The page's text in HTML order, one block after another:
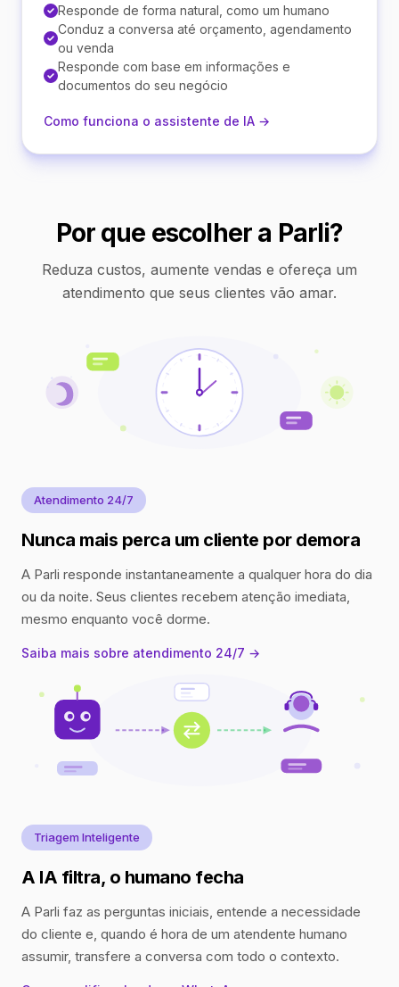
Responde de forma natural, como um humano
Conduz a conversa até orçamento, agendamento
ou venda
Responde com base em informações e
documentos do seu negócio
Como funciona o assistente de IA →
Por que escolher a Parli?
Reduza custos, aumente vendas e ofereça um
atendimento que seus clientes vão amar.
Atendimento 24/7
Nunca mais perca um cliente por demora
A Parli responde instantaneamente a qualquer hora do dia
ou da noite. Seus clientes recebem atenção imediata,
mesmo enquanto você dorme.
Saiba mais sobre atendimento 24/7 →
Triagem Inteligente
A IA filtra, o humano fecha
A Parli faz as perguntas iniciais, entende a necessidade
do cliente e, quando é hora de um atendente humano
assumir, transfere a conversa com todo o contexto.